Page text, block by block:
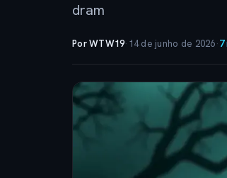
dram
Por WTW19· 14 de junho de 2026·